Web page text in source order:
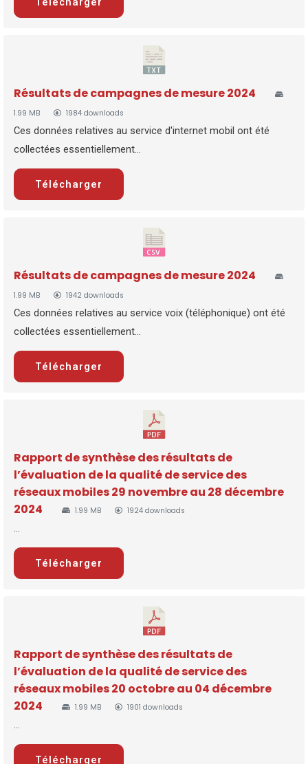
Résultats de campagnes de mesure 2024
1.99 MB 1984 downloads
Ces données relatives au service d'internet mobil ont été
collectées essentiellement...
Télécharger
Résultats de campagnes de mesure 2024
1.99 MB 1942 downloads
Ces données relatives au service voix (téléphonique) ont été
collectées essentiellement...
Télécharger
Rapport de synthèse des résultats de
l’évaluation de la qualité de service des
réseaux mobiles 29 novembre au 28 décembre
2024
1.99 MB 1924 downloads
...
Télécharger
Rapport de synthèse des résultats de
l’évaluation de la qualité de service des
réseaux mobiles 20 octobre au 04 décembre
2024
1.99 MB 1901 downloads
...
Télécharger